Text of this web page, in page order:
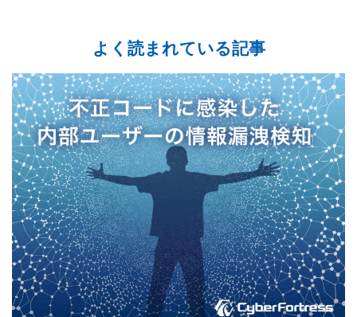
よく読まれている記事